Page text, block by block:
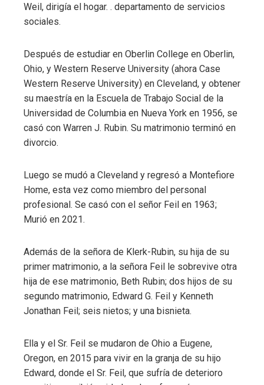
Weil, dirigía el hogar. . departamento de servicios
sociales.
Después de estudiar en Oberlin College en Oberlin,
Ohio, y Western Reserve University (ahora Case
Western Reserve University) en Cleveland, y obtener
su maestría en la Escuela de Trabajo Social de la
Universidad de Columbia en Nueva York en 1956, se
casó con Warren J. Rubin. Su matrimonio terminó en
divorcio.
Luego se mudó a Cleveland y regresó a Montefiore
Home, esta vez como miembro del personal
profesional. Se casó con el señor Feil en 1963;
Murió en 2021.
Además de la señora de Klerk-Rubin, su hija de su
primer matrimonio, a la señora Feil le sobrevive otra
hija de ese matrimonio, Beth Rubin; dos hijos de su
segundo matrimonio, Edward G. Feil y Kenneth
Jonathan Feil; seis nietos; y una bisnieta.
Ella y el Sr. Feil se mudaron de Ohio a Eugene,
Oregon, en 2015 para vivir en la granja de su hijo
Edward, donde el Sr. Feil, que sufría de deterioro